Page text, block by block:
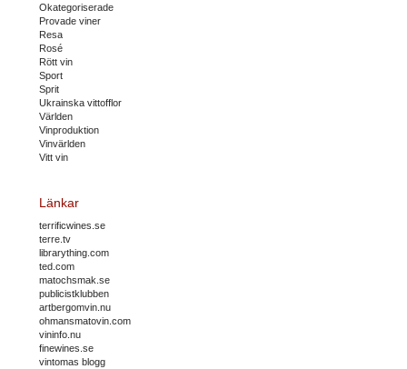
Okategoriserade
Provade viner
Resa
Rosé
Rött vin
Sport
Sprit
Ukrainska vittofflor
Världen
Vinproduktion
Vinvärlden
Vitt vin
Länkar
terrificwines.se
terre.tv
librarything.com
ted.com
matochsmak.se
publicistklubben
artbergomvin.nu
ohmansmatovin.com
vininfo.nu
finewines.se
vintomas blogg